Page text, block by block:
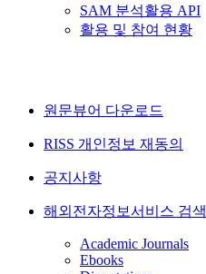
SAM 분석활용 API
활용 및 참여 현황
원문뷰어 다운로드
RISS 개인정보 재동의
공지사항
해외전자정보서비스 검색
Academic Journals
Ebooks